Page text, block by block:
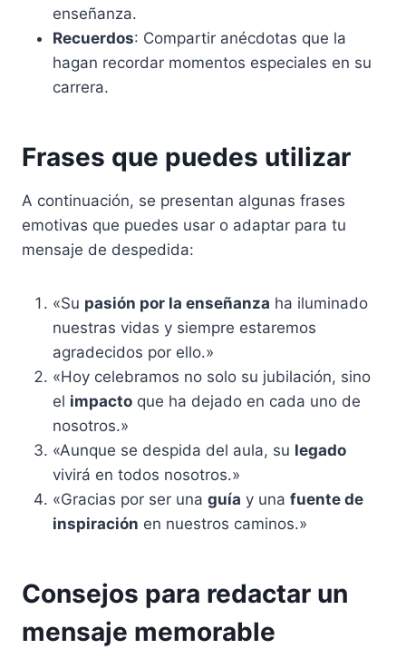
enseñanza.
Recuerdos: Compartir anécdotas que la
hagan recordar momentos especiales en su
carrera.
Frases que puedes utilizar
A continuación, se presentan algunas frases
emotivas que puedes usar o adaptar para tu
mensaje de despedida:
«Su pasión por la enseñanza ha iluminado
nuestras vidas y siempre estaremos
agradecidos por ello.»
«Hoy celebramos no solo su jubilación, sino
el impacto que ha dejado en cada uno de
nosotros.»
«Aunque se despida del aula, su legado
vivirá en todos nosotros.»
«Gracias por ser una guía y una fuente de
inspiración en nuestros caminos.»
Consejos para redactar un
mensaje memorable